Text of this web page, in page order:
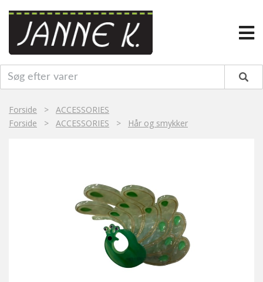
Forside > ACCESSORIES
Forside > ACCESSORIES > Hår og smykker